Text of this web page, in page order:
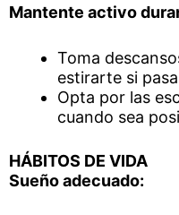
Mantente activo
Toma
estirarte si
Opta por las
cuando sea
HÁBITOS DE VIDA
Sueño adecuado: